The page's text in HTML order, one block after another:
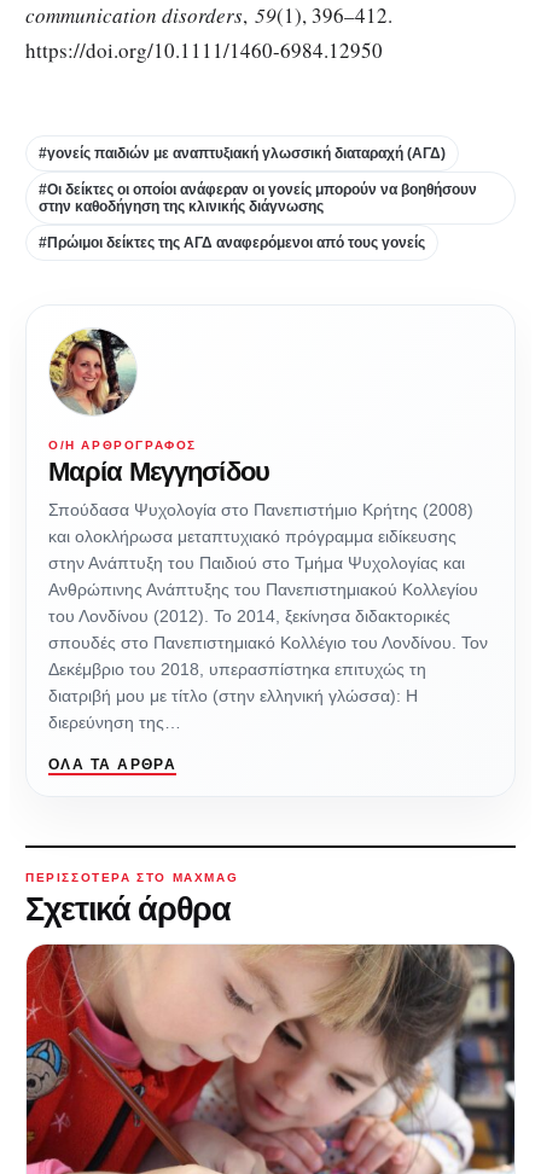
communication disorders, 59(1), 396–412.
https://doi.org/10.1111/1460-6984.12950
#γονείς παιδιών με αναπτυξιακή γλωσσική διαταραχή (ΑΓΔ)
#Οι δείκτες οι οποίοι ανάφεραν οι γονείς μπορούν να βοηθήσουν
στην καθοδήγηση της κλινικής διάγνωσης
#Πρώιμοι δείκτες της ΑΓΔ αναφερόμενοι από τους γονείς
Ο/Η ΑΡΘΡΟΓΡΆΦΟΣ
Μαρία Μεγγησίδου
Σπούδασα Ψυχολογία στο Πανεπιστήμιο Κρήτης (2008)
και ολοκλήρωσα μεταπτυχιακό πρόγραμμα ειδίκευσης
στην Ανάπτυξη του Παιδιού στο Τμήμα Ψυχολογίας και
Ανθρώπινης Ανάπτυξης του Πανεπιστημιακού Κολλεγίου
του Λονδίνου (2012). Το 2014, ξεκίνησα διδακτορικές
σπουδές στο Πανεπιστημιακό Κολλέγιο του Λονδίνου. Τον
Δεκέμβριο του 2018, υπερασπίστηκα επιτυχώς τη
διατριβή μου με τίτλο (στην ελληνική γλώσσα): Η
διερεύνηση της…
ΌΛΑ ΤΑ ΆΡΘΡΑ
ΠΕΡΙΣΣΌΤΕΡΑ ΣΤΟ MAXMAG
Σχετικά άρθρα